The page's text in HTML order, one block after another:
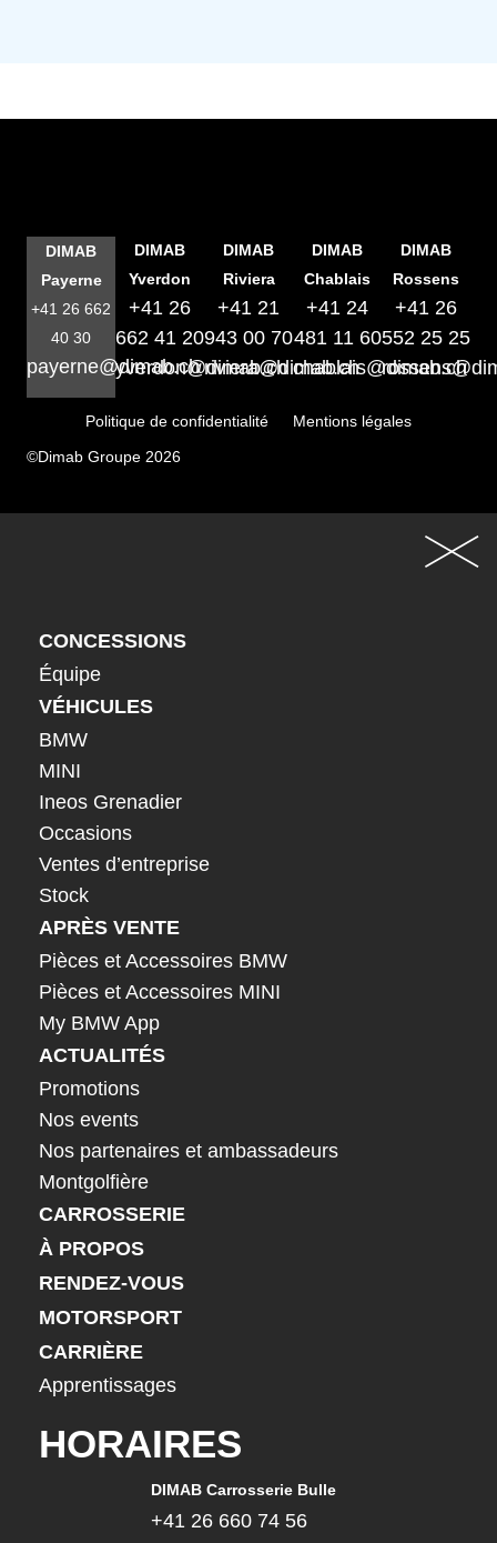
DIMAB
Payerne
+41 26 662
40 30
payerne@dimab.ch
DIMAB
Yverdon
+41 26
662 41 20
yverdon@dimab.ch
DIMAB
Riviera
+41 21
943 00 70
riviera@dimab.ch
DIMAB
Chablais
+41 24
481 11 60
chablais@dimab.ch
DIMAB
Rossens
+41 26
552 25 25
Politique de confidentialité
Mentions légales
©Dimab Groupe 2026
CONCESSIONS
Équipe
VÉHICULES
BMW
MINI
Ineos Grenadier
Occasions
Ventes d’entreprise
Stock
APRÈS VENTE
Pièces et Accessoires BMW
Pièces et Accessoires MINI
My BMW App
ACTUALITÉS
Promotions
Nos events
Nos partenaires et ambassadeurs
Montgolfière
CARROSSERIE
À PROPOS
RENDEZ-VOUS
MOTORSPORT
CARRIÈRE
Apprentissages
HORAIRES
DIMAB Carrosserie Bulle
+41 26 660 74 56